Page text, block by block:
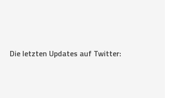
Die letzten Updates auf Twitter: